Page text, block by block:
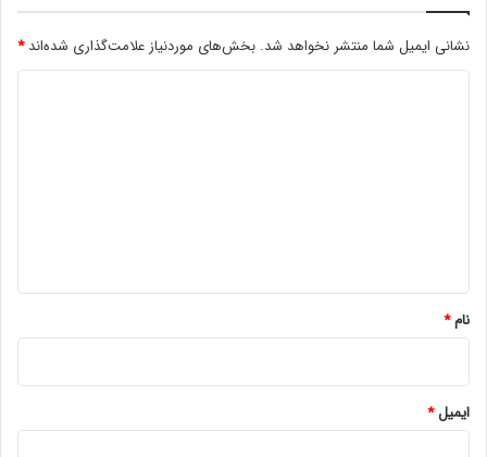
نشانی ایمیل شما منتشر نخواهد شد. بخش‌های موردنیاز علامت‌گذاری شده‌اند*
نام*
ایمیل*